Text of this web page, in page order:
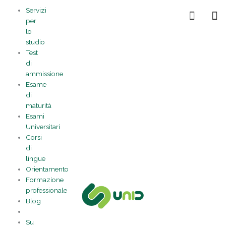
contenuto
Servizi
per
lo
studio
Test
di
ammissione
Esame
di
maturità
Esami
Universitari
Corsi
di
lingue
Orientamento
Formazione
professionale
Blog
Su